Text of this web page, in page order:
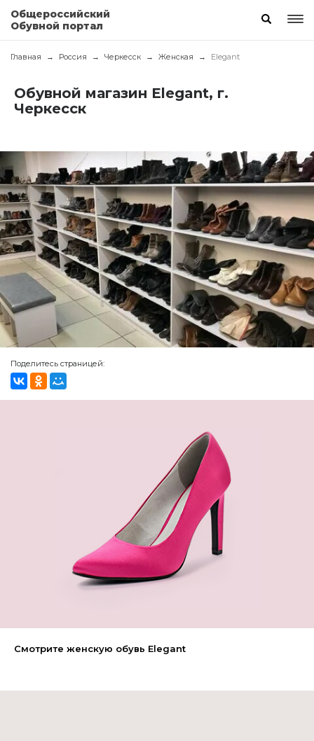
Общероссийский
Обувной портал
Главная Россия Черкесск Женская Elegant
Обувной магазин Elegant, г.
Черкесск
Поделитесь страницей:
Смотрите женскую обувь Elegant